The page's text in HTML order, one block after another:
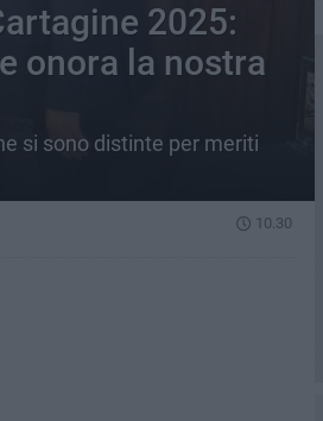
2025:
onora la nostra
si sono distinte per meriti
10.30